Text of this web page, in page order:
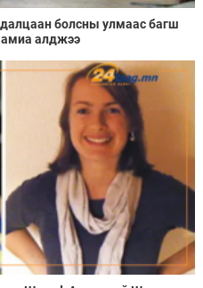
болсны улмаас багш
амиа алджээ